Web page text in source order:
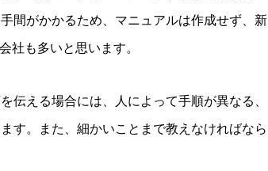
間がかかるため、マニュアルは作成せず、新
社も多いと思います。
伝える場合には、人によって手順が異なる、
す。また、細かいことまで教えなければなら